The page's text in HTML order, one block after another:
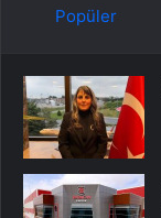
Popüler